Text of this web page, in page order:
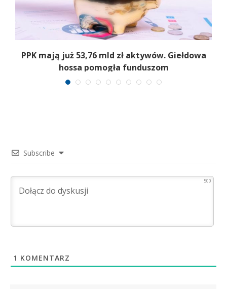
PPK mają już 53,76 mld zł aktywów. Giełdowa
hossa pomogła funduszom
Subscribe
500
1 KOMENTARZ